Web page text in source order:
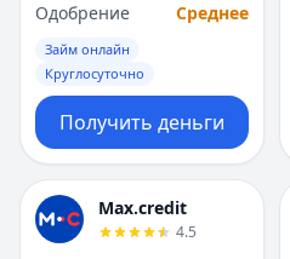
Одобрение
Среднее
Займ онлайн
Круглосуточно
Получить деньги
Max.credit
4.5